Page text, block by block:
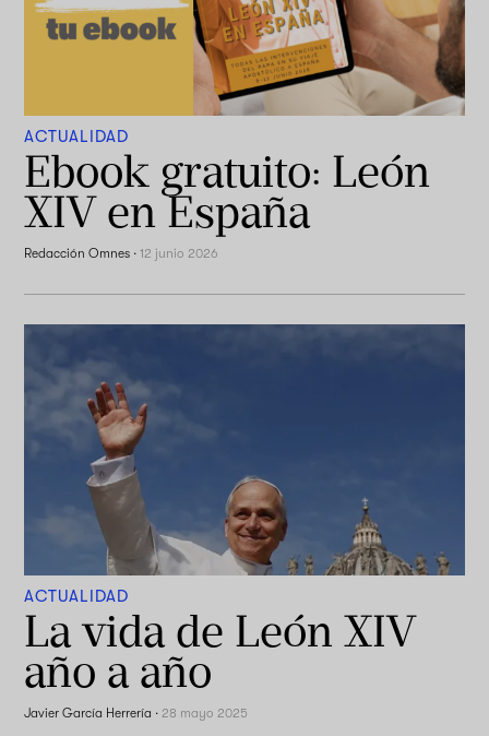
ACTUALIDAD
Ebook gratuito: León
XIV en España
Redacción Omnes ·12 junio 2026
ACTUALIDAD
La vida de León XIV
año a año
Javier García Herrería · 28 mayo 2025